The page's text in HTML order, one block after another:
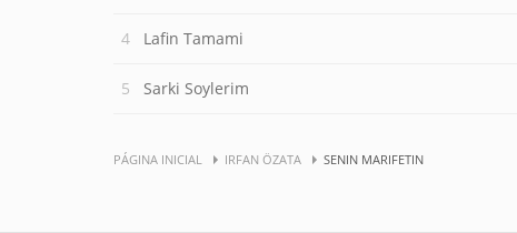
Lafin Tamami
Sarki Soylerim
PÁGINA INICIAL IRFAN ÖZATA SENIN MARIFETIN